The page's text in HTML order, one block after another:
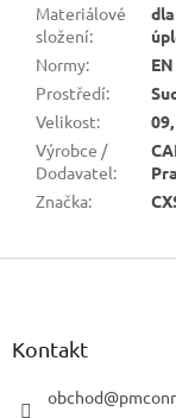
Materiálové
složení:
Normy:
Prostředí:
Velikost:
Výrobce /
Dodavatel:
Značka:
Z
Kontakt
obchod@